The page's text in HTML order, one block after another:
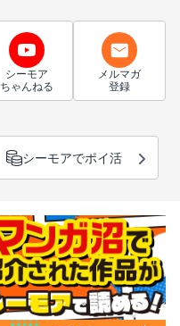
シーモア
ちゃんねる
メルマガ
登録
シーモアでポイ活